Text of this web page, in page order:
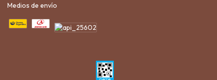
Medios de envío